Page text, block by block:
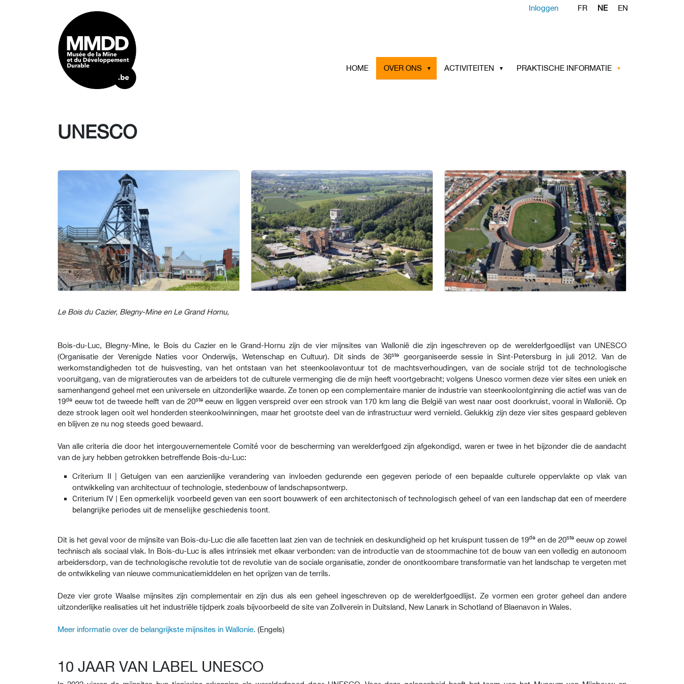
Inloggen FR NE EN
HOME OVER ONS ACTIVITEITEN PRAKTISCHE INFORMATIE
UNESCO
Le Bois du Cazier, Blegny-Mine en Le Grand Hornu,
Bois-du-Luc, Blegny-Mine, le Bois du Cazier en le Grand-Hornu zijn de vier mijnsites van Wallonië die zijn ingeschreven op de werelderfgoedlijst van UNESCO
(Organisatie der Verenigde Naties voor Onderwijs, Wetenschap en Cultuur). Dit sinds de 36ste
georganiseerde sessie in Sint-Petersburg in juli 2012. Van de
werkomstandigheden tot de huisvesting, van het ontstaan van het steenkoolavontuur tot de machtsverhoudingen, van de sociale strijd tot de technologische
vooruitgang, van de migratieroutes van de arbeiders tot de culturele vermenging die de mijn heeft voortgebracht; volgens Unesco vormen deze vier sites een uniek en
samenhangend geheel met een universele en uitzonderlijke waarde. Ze tonen op een complementaire manier de industrie van steenkoolontginning die actief was van de
19de eeuw tot de tweede helft van de 20steeeuw en liggen verspreid over een strook van 170 km lang die België van west naar oost doorkruist, vooral in Wallonië. Op
deze strook lagen ooit wel honderden steenkoolwinningen, maar het grootste deel van de infrastructuur werd vernield. Gelukkig zijn deze vier sites gespaard gebleven
en blijven ze nu nog steeds goed bewaard.
Van alle criteria die door het intergouvernementele Comité voor de bescherming van werelderfgoed zijn afgekondigd, waren er twee in het bijzonder die de aandacht
van de jury hebben getrokken betreffende Bois-du-Luc:
Criterium II | Getuigen van een aanzienlijke verandering van invloeden gedurende een gegeven periode of een bepaalde culturele oppervlakte op vlak van
ontwikkeling van architectuur of technologie, stedenbouw of landschapsontwerp.
Criterium IV | Een opmerkelijk voorbeeld geven van een soort bouwwerk of een architectonisch of technologisch geheel of van een landschap dat een of meerdere
belangrijke periodes uit de menselijke geschiedenis toont.
Dit is het geval voor de mijnsite van Bois-du-Luc die alle facetten laat zien van de techniek en deskundigheid op het kruispunt tussen de 19deen de 20steeeuw op zowel
technisch als sociaal vlak. In Bois-du-Luc is alles intrinsiek met elkaar verbonden: van de introductie van de stoommachine tot de bouw van een volledig en autonoom
arbeidersdorp, van de technologische revolutie tot de revolutie van de sociale organisatie, zonder de onontkoombare transformatie van het landschap te vergeten met
de ontwikkeling van nieuwe communicatiemiddelen en het oprijzen van de terrils.
Deze vier grote Waalse mijnsites zijn complementair en zijn dus als een geheel ingeschreven op de werelderfgoedlijst. Ze vormen een groter geheel dan andere
uitzonderlijke realisaties uit het industriële tijdperk zoals bijvoorbeeld de site van Zollverein in Duitsland, New Lanark in Schotland of Blaenavon in Wales.
Meer informatie over de belangrijkste mijnsites in Wallonie. (Engels)
10 JAAR VAN LABEL UNESCO